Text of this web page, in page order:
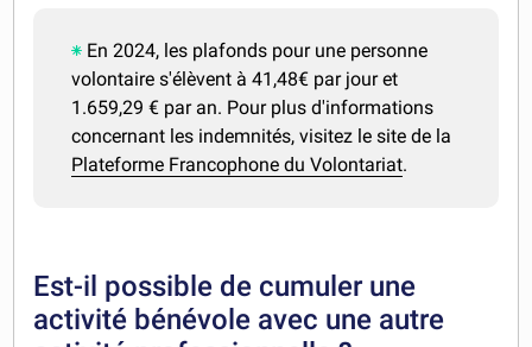
En 2024, les plafonds pour une personne
volontaire s'élèvent à 41,48€ par jour et
1.659,29 € par an. Pour plus d'informations
concernant les indemnités, visitez le site de la
Plateforme Francophone du Volontariat.
Est-il possible de cumuler une
activité bénévole avec une autre